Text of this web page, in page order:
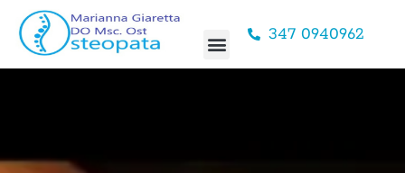
347 0940962